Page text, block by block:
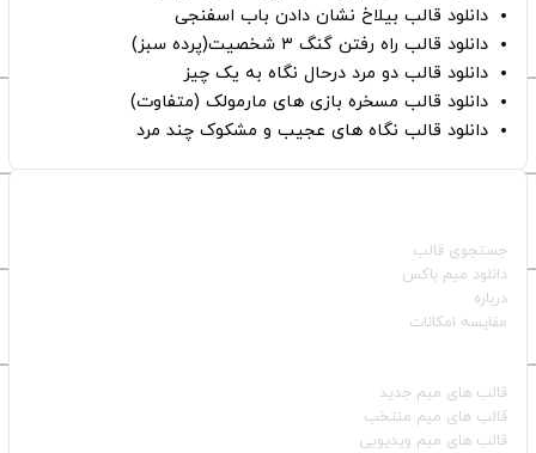
دانلود قالب بیلاخ نشان دادن باب اسفنجی
دانلود قالب راه رفتن گنگ ۳ شخصیت(پرده سبز)
دانلود قالب دو مرد درحال نگاه به یک چیز
دانلود قالب مسخره بازی های مارمولک (متفاوت)
دانلود قالب نگاه های عجیب و مشکوک چند مرد
جستجوی قالب
دانلود میم باکس
درباره
مقایسه امکانات
قالب‌ های میم جدید
قالب‌ های میم منتخب
قالب‌ های میم ویدیویی